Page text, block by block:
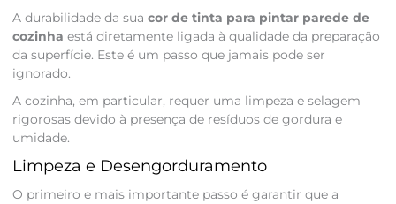
A durabilidade da sua cor de tinta para pintar parede de
cozinha está diretamente ligada à qualidade da preparação
da superfície. Este é um passo que jamais pode ser
ignorado.
A cozinha, em particular, requer uma limpeza e selagem
rigorosas devido à presença de resíduos de gordura e
umidade.
Limpeza e Desengorduramento
O primeiro e mais importante passo é garantir que a